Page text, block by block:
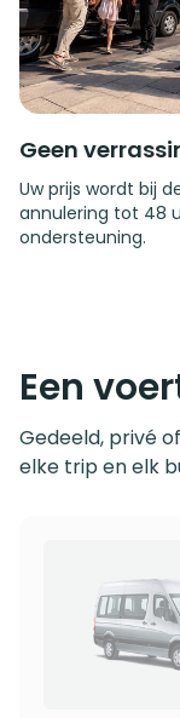
Geen
Uw prijs wordt bij
annulering tot 48
ondersteuning.
Een
Gedeeld, privé
elke trip en elk